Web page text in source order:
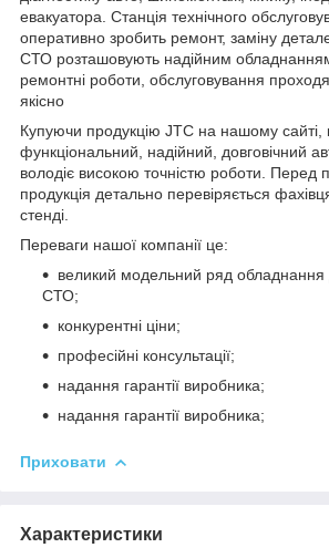
евакуатора. Станція технічного
оперативно зробить ремонт, заміну
СТО розташовують надійним
ремонтні роботи, обслуговування
якісно
Купуючи продукцію JTC на нашому сайті,
функціональний, надійний, довговічний
володіє високою точністю роботи. Перед
продукція детально перевіряється
стенді.
Переваги нашої компанії це:
великий модельний ряд обладнання
СТО;
конкурентні ціни;
професійні консультації;
надання гарантії виробника;
надання гарантії виробника;
Приховати
Характеристики